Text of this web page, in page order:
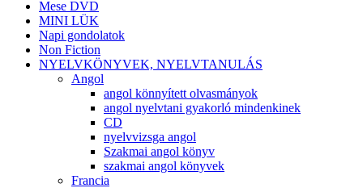
Mese DVD
MINI LÜK
Napi gondolatok
Non Fiction
NYELVKÖNYVEK, NYELVTANULÁS
Angol
angol könnyített olvasmányok
angol nyelvtani gyakorló mindenkinek
CD
nyelvvizsga angol
Szakmai angol könyv
szakmai angol könyvek
Francia